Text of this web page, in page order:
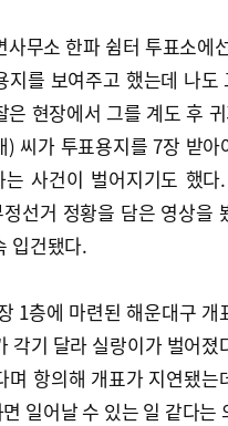
사무소 한파 쉼터 투표소에
지를 보여주고 했는데 나
은 현장에서 그를 계도 후
) 씨가 투표용지를 7장 받
는 사건이 벌어지기도 했
선거 정황을 담은 영상을
입건됐다.
1층에 마련된 해운대구
각기 달라 실랑이가 벌어
며 항의해 개표가 지연됐
일어날 수 있는 일 같다는